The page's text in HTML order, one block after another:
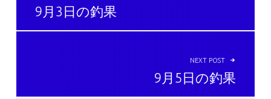
9月3日の釣果
NEXT POST
9月5日の釣果